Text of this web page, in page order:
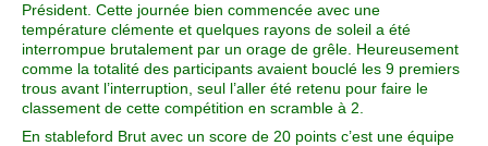
Président. Cette journée bien commencée avec une
température clémente et quelques rayons de soleil a été
interrompue brutalement par un orage de grêle. Heureusement
comme la totalité des participants avaient bouclé les 9 premiers
trous avant l’interruption, seul l’aller été retenu pour faire le
classement de cette compétition en scramble à 2.
En stableford Brut avec un score de 20 points c’est une équipe